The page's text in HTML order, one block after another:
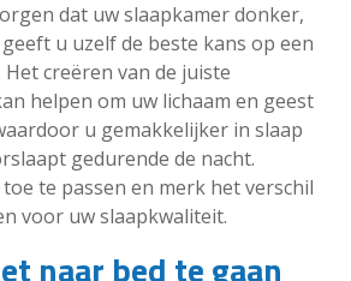
dat uw slaapkamer donker,
u uzelf de beste kans op een
creëren van de juiste
helpen om uw lichaam en geest
u gemakkelijker in slaap
gedurende de nacht.
te passen en merk het verschil
voor uw slaapkwaliteit.
naar bed te gaan